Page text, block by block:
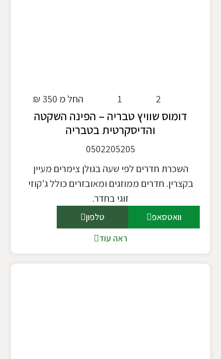
החל מ 350 ₪ 1 2
דומוס שוויץ טבריה – הפינה השקטה
והדיסקרטית בטבריה
0502205205
השכרת חדרים לפי שעה בגולן צימרים מעיין
בקצרין. חדרים ממוזגים ומאובזרים כולל ג'קוזי
זוגי בחדר.
וואטסאפ
טלפון
ראה עוד